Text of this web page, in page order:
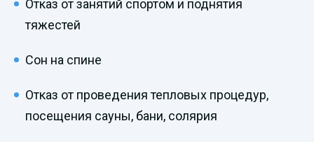
Отказ от занятий спортом и поднятия
тяжестей
Сон на спине
Отказ от проведения тепловых процедур,
посещения сауны, бани, солярия